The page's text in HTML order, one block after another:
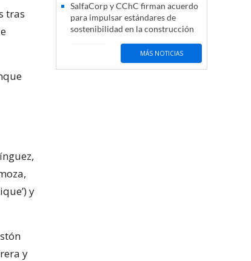
tras
y
y
SalfaCorp y CChC firman acuerdo
para impulsar estándares de
sostenibilidad en la construcción
MÁS NOTICIAS